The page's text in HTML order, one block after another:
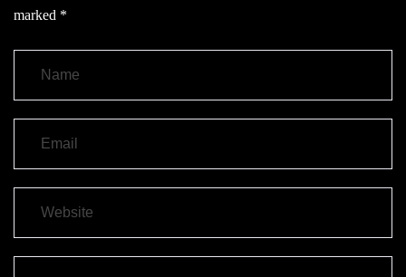
marked *